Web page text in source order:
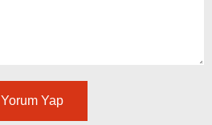
Yorum Yap